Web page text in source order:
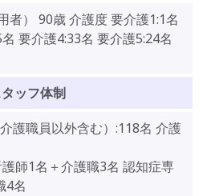
者） 90歳 介護度 要介護1:1名
要介護4:33名 要介護5:24名
ッフ体制
護職員以外含む）:118名 介護
護師1名＋介護職3名 認知症専
4名